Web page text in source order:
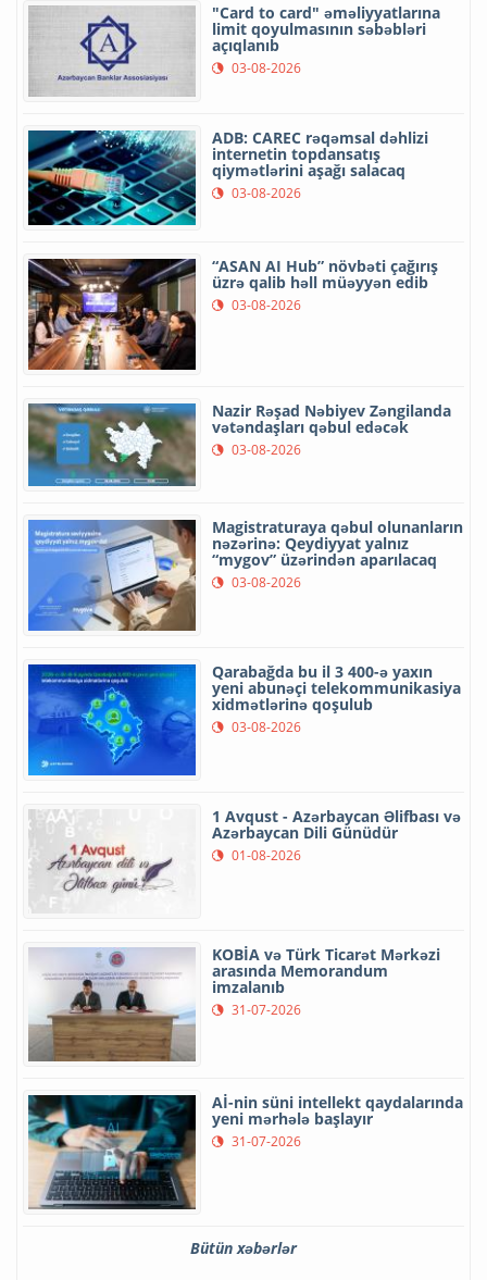
"Card to card" əməliyyatlarına
limit qoyulmasının səbəbləri
açıqlanıb
03-08-2026
ADB: CAREC rəqəmsal dəhlizi
internetin topdansatış
qiymətlərini aşağı salacaq
03-08-2026
“ASAN AI Hub” növbəti çağırış
üzrə qalib həll müəyyən edib
03-08-2026
Nazir Rəşad Nəbiyev Zəngilanda
vətəndaşları qəbul edəcək
03-08-2026
Magistraturaya qəbul olunanların
nəzərinə: Qeydiyyat yalnız
“mygov” üzərindən aparılacaq
03-08-2026
Qarabağda bu il 3 400-ə yaxın
yeni abunəçi telekommunikasiya
xidmətlərinə qoşulub
03-08-2026
1 Avqust - Azərbaycan Əlifbası və
Azərbaycan Dili Günüdür
01-08-2026
KOBİA və Türk Ticarət Mərkəzi
arasında Memorandum
imzalanıb
31-07-2026
Aİ-nin süni intellekt qaydalarında
yeni mərhələ başlayır
31-07-2026
Bütün xəbərlər